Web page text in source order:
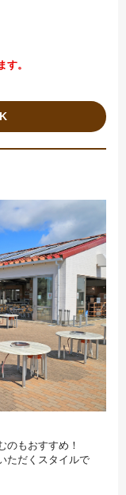
。
のもおすすめ！
ただくスタイルで